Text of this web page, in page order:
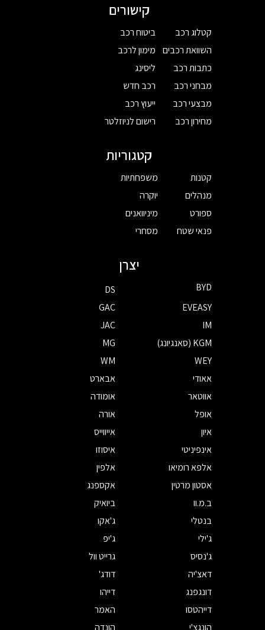
קישורים
קטלוג רכב
השוואת רכבים
כתבות רכב
מבחני רכב
מבצעי רכב
מחירון רכב
ביטוח רכב
מימון לרכב
ליסינג
רכב חדש
ייעוץ רכב
רישום לניוזלטר
קטגוריות
קטנות
מנהלים
ספורט
פנאי שטח
משפחתיות
יוקרה
מיניוואנים
מסחרי
יצרן
BYD
DS
EVEASY
GAC
IM
JAC
KGM (סאנגיונג)
MG
WEY
WM
אאודי
אבארט
אווטאר
אומודה
אופל
אורה
איון
אייווייס
אינפיניטי
איסוזו
אלפא רומיאו
אלפין
אסטון מרטין
אקספנג
ב.מ.וו
ביואיק
בנטלי
ג'אקו
ג'ילי
ג'יפ
ג'נסיס
גרייט וול
דאצ'יה
דודג'
דונגפנג
דייהו
דייהטסו
האמר
הונגצ'י
הונדה